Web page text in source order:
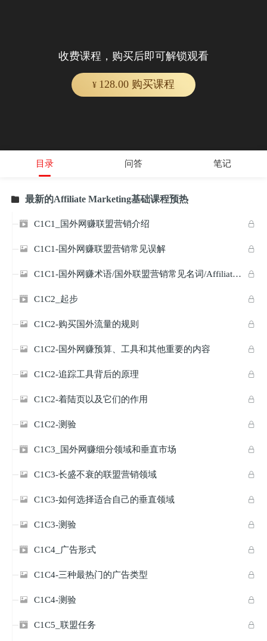
收费课程，购买后即可解锁观看
¥ 128.00 购买课程
目录 问答 笔记
 最新的Affiliate Marketing基础课程预热

 C1C1_国外网赚联盟营销介绍

 C1C1-国外网赚联盟营销常见误解

 C1C1-国外网赚术语/国外联盟营销常见名词/Affiliate名词解释

 C1C2_起步

 C1C2-购买国外流量的规则

 C1C2-国外网赚预算、工具和其他重要的内容

 C1C2-追踪工具背后的原理

 C1C2-着陆页以及它们的作用

 C1C2-测验

 C1C3_国外网赚细分领域和垂直市场

 C1C3-长盛不衰的联盟营销领域

 C1C3-如何选择适合自己的垂直领域

 C1C3-测验

 C1C4_广告形式

 C1C4-三种最热门的广告类型

 C1C4-测验

 C1C5_联盟任务